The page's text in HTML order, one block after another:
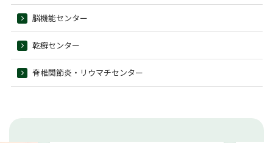
脳機能センター
乾癬センター
脊椎関節炎・リウマチセンター